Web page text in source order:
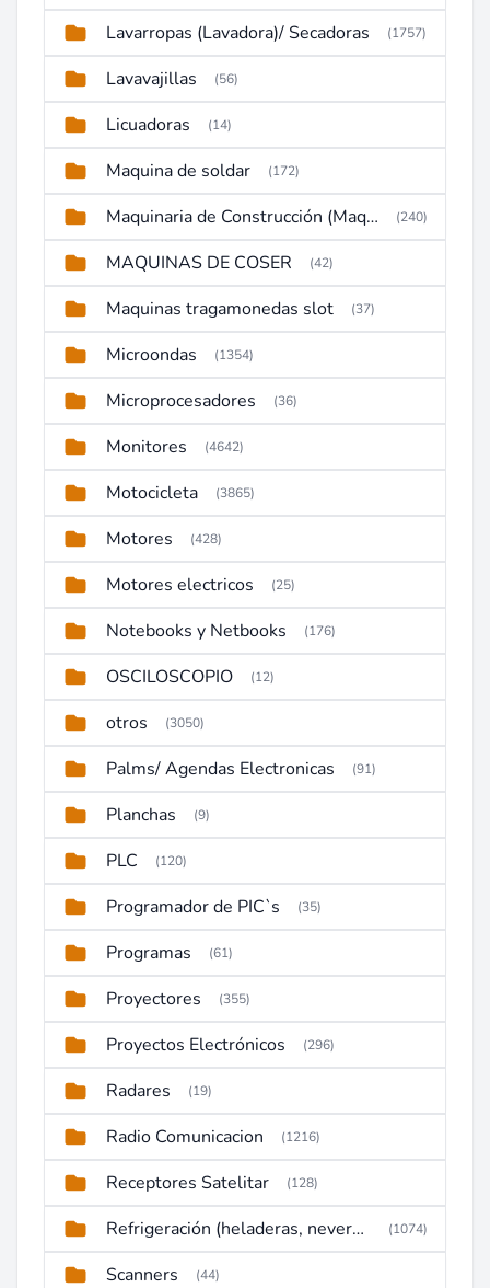
Lavarropas (Lavadora)/ Secadoras (1757)
Lavavajillas (56)
Licuadoras (14)
Maquina de soldar (172)
Maquinaria de Construcción (Maquinaria Pesada) (240)
MAQUINAS DE COSER (42)
Maquinas tragamonedas slot (37)
Microondas (1354)
Microprocesadores (36)
Monitores (4642)
Motocicleta (3865)
Motores (428)
Motores electricos (25)
Notebooks y Netbooks (176)
OSCILOSCOPIO (12)
otros (3050)
Palms/ Agendas Electronicas (91)
Planchas (9)
PLC (120)
Programador de PIC`s (35)
Programas (61)
Proyectores (355)
Proyectos Electrónicos (296)
Radares (19)
Radio Comunicacion (1216)
Receptores Satelitar (128)
Refrigeración (heladeras, neveras, congeladores) (1074)
Scanners (44)